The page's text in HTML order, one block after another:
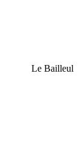
Le Bailleul